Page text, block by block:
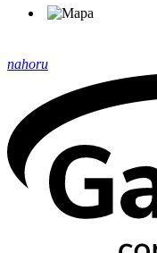
nahoru